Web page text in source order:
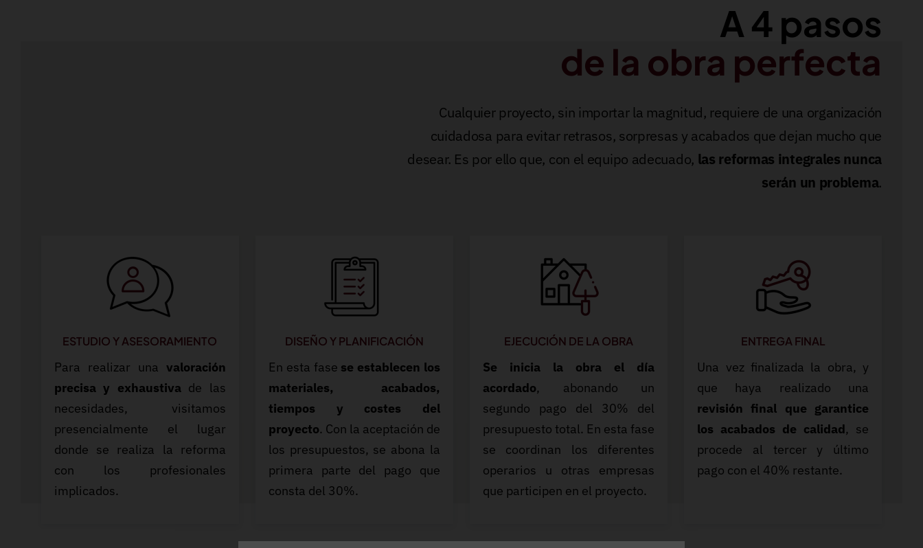
A 4 pasos
de la obra perfecta
Cualquier proyecto, sin importar la magnitud, requiere de una organización
cuidadosa para evitar retrasos, sorpresas y acabados que dejan mucho que
desear. Es por ello que, con el equipo adecuado, las reformas integrales nunca
serán un problema.
ESTUDIO Y ASESORAMIENTO
Para realizar una valoración
precisa y exhaustivade las
necesidades, visitamos
presencialmente el lugar
donde se realiza la reforma
con los profesionales
implicados.
DISEÑO Y PLANIFICACIÓN
En esta fase se establecen los
materiales, acabados,
tiempos y costes del
proyecto. Con la aceptación de
los presupuestos, se abona la
primera parte del pago que
consta del 30%.
EJECUCIÓN DE LA OBRA
Se inicia la obra el día
acordado, abonando un
segundo pago del 30% del
presupuesto total. En esta fase
se coordinan los diferentes
operarios u otras empresas
que participen en el proyecto.
ENTREGA FINAL
Una vez finalizada la obra, y
que haya realizado una
revisión final que garantice
los acabados de calidad, se
procede al tercer y último
pago con el 40% restante.